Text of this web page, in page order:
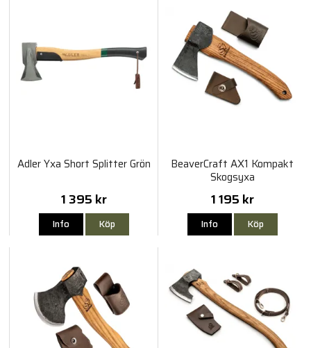
Adler Yxa Short Splitter Grön
1 395 kr
Info Köp
BeaverCraft AX1 Kompakt
Skogsyxa
1 195 kr
Info Köp